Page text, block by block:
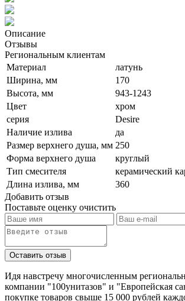
Описание
Отзывы
Региональным клиентам
Материал
латунь
Ширина, мм
170
Высота, мм
943-1243
Цвет
хром
серия
Desire
Наличие излива
да
Размер верхнего душа, мм 250
Форма верхнего душа
круглый
Тип смесителя
керамический
Длина излива, мм
360
Добавить отзыв
Поставьте оценку очистить
Идя навстречу многочисленным
компании "100унитазов" и "Европейская
покупке товаров свыше 15 000 рублей